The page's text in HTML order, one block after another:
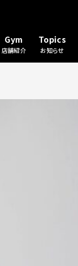
Gym
店舗紹介
Topics
お知らせ